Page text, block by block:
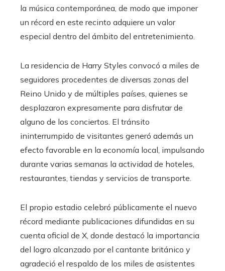
la música contemporánea, de modo que imponer
un récord en este recinto adquiere un valor
especial dentro del ámbito del entretenimiento.
La residencia de Harry Styles convocó a miles de
seguidores procedentes de diversas zonas del
Reino Unido y de múltiples países, quienes se
desplazaron expresamente para disfrutar de
alguno de los conciertos. El tránsito
ininterrumpido de visitantes generó además un
efecto favorable en la economía local, impulsando
durante varias semanas la actividad de hoteles,
restaurantes, tiendas y servicios de transporte.
El propio estadio celebró públicamente el nuevo
récord mediante publicaciones difundidas en su
cuenta oficial de X, donde destacó la importancia
del logro alcanzado por el cantante británico y
agradeció el respaldo de los miles de asistentes